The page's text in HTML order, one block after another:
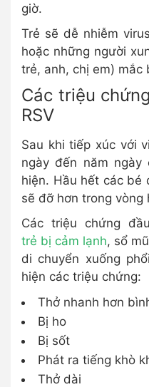
giờ.
Trẻ sẽ dễ nhiễm
hoặc những người
trẻ, anh, chị em) mắc
Các triệu
RSV
Sau khi tiếp xúc với
ngày đến năm
hiện. Hầu hết các bé
sẽ đỡ hơn trong
Các triệu chứng
trẻ bị cảm lạnh, sổ
di chuyển xuống
hiện các triệu chứng:
Thở nhanh hơn
Bị ho
Bị sốt
Phát ra tiếng khò
Thở dài